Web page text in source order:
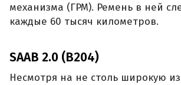
механизма (ГРМ). Ремень в ней
каждые 60 тысяч километров.
SAAB 2.0 (B204)
Несмотря на не столь широкую